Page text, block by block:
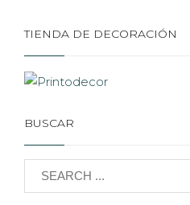
TIENDA DE DECORACIÓN
BUSCAR